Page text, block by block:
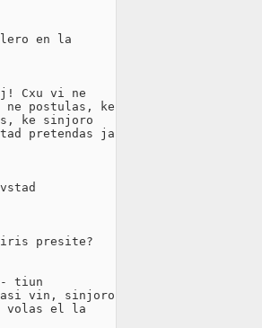
en la
Cxu vi ne
postulas, ke
ke sinjoro
pretendas ja
presite?
tiun
vin, sinjoro
volas el la